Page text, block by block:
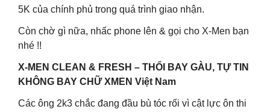
5K của chính phủ trong quá trình giao nhận.
Còn chờ gì nữa, nhấc phone lên & gọi cho X-Men bạn
nhé !!
X-MEN CLEAN & FRESH – THỔI BAY GÀU, TỰ TIN
KHÔNG BAY CHỮ XMEN Việt Nam
Các ông 2k3 chắc đang đầu bù tóc rối vì cật lực ôn thi